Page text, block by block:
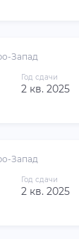
Запад
Год сдачи
2 кв. 2025
Запад
Год сдачи
2 кв. 2025